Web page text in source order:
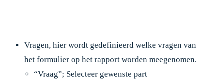
Vragen, hier wordt gedefinieerd welke vragen van
het formulier op het rapport worden meegenomen.
“Vraag”; Selecteer gewenste part